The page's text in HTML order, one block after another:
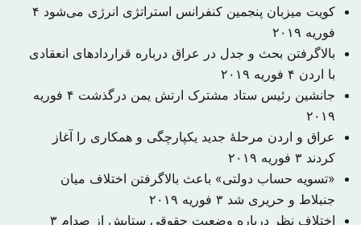
کویت میزبان پنجمین کنفرانس استراتژی انرژی می‌شود ۴
فوریه ۲۰۱۹
بالاگرفتن بحث و جدل در عراق درباره قراردادهای انعقادی
با اردن ۴ فوریه ۲۰۱۹
جانشین رئیس ستاد مشترک ارتش یمن درگذشت
۴ فوریه
۲۰۱۹
عراق و اردن مرحلهٔ جدید یکپارچگی و همکاری را آغاز
کردند ۳ فوریه ۲۰۱۹
«تسویه حساب دولتی» باعث بالاگرفتن اختلاف میان
جنبلاط و حریری شد ۳ فوریه ۲۰۱۹
اختلاف نظر درباره وضعیت حقوقی ستایش از صدام ۳